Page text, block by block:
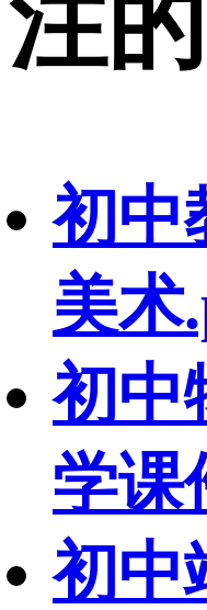
注
初中
美术
初中
学课
初中